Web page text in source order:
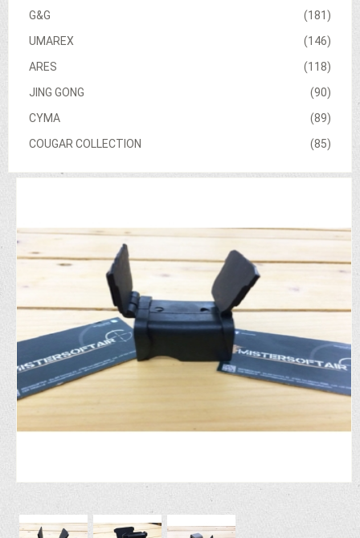
(181)
G&G
(146)
UMAREX
(118)
ARES
(90)
JING GONG
(89)
CYMA
(85)
COUGAR COLLECTION